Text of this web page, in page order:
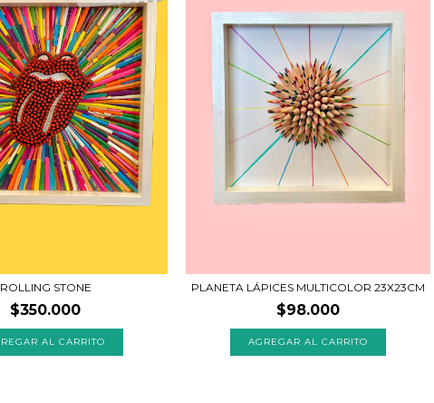
ROLLING STONE
$350.000
PLANETA LÁPICES MULTICOLOR 23X23CM
$98.000